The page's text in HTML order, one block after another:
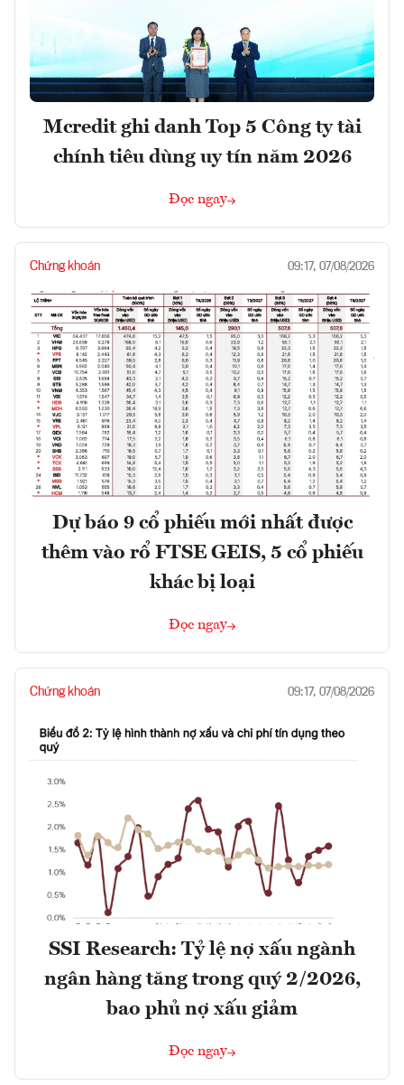
Mcredit ghi danh Top 5 Công ty tài
chính tiêu dùng uy tín năm 2026
Đọc ngay
Chứng khoán 09:17, 07/08/2026
Dự báo 9 cổ phiếu mới nhất được
thêm vào rổ FTSE GEIS, 5 cổ phiếu
khác bị loại
Đọc ngay
Chứng khoán 09:17, 07/08/2026
SSI Research: Tỷ lệ nợ xấu ngành
ngân hàng tăng trong quý 2/2026,
bao phủ nợ xấu giảm
Đọc ngay